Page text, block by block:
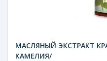
МАСЛЯНЫЙ ЭКСТРАКТ
КАМЕЛИЯ/